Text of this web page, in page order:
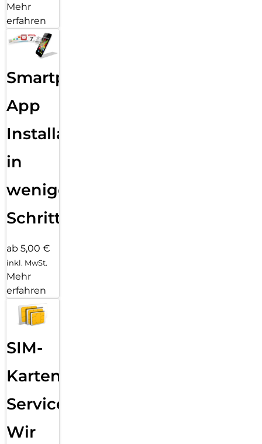
Mehr
erfahren
Smartphone
App
Installation
in
wenigen
Schritten
ab 5,00 €
inkl. MwSt.
Mehr
erfahren
SIM-
Karten
Service:
Wir